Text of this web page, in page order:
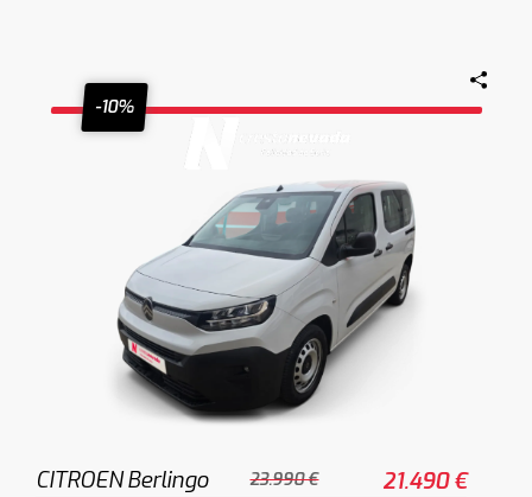
-10%
CITROEN Berlingo 23.990 € 21.490 €